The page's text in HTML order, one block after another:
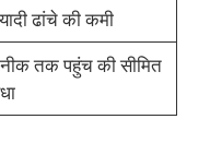
ढांचे की कमी
तक पहुंच की सीमित